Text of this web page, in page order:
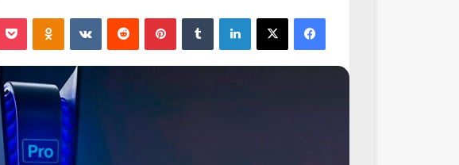
فيسبوك لينكدإن بينتيريست